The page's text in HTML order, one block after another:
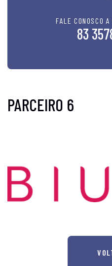
FALE CONOSCO
83
PARCEIRO 6